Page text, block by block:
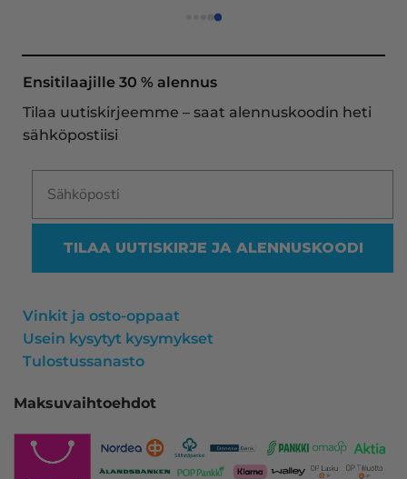
asiakaspalvelu todella ripeää (s-postin kautta) ja
oli noudettavissa postin lokerosta tänään!! En
näe mitään syytä vaihtaa toimittajaa. Kaikki on
ollut mitään moitittavaa! Lämmin suositus!
Ensitilaajille 30 % alennus
Tilaa uutiskirjeemme – saat alennuskoodin heti
sähköpostiisi
TILAA UUTISKIRJE JA ALENNUSKOODI
Vinkit ja osto-oppaat
Usein kysytyt kysymykset
Tulostussanasto
Maksuvaihtoehdot